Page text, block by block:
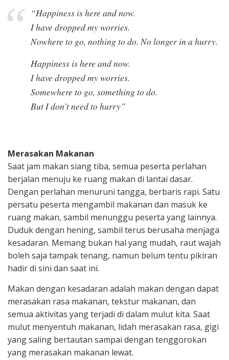
“Happiness is here and now.
I have dropped my worries.
Nowhere to go, nothing to do. No longer in a hurry.
Happiness is here and now.
I have dropped my worries.
Somewhere to go, something to do.
But I don’t need to hurry”
Merasakan Makanan
Saat jam makan siang tiba, semua peserta perlahan
berjalan menuju ke ruang makan di lantai dasar.
Dengan perlahan menuruni tangga, berbaris rapi. Satu
persatu peserta mengambil makanan dan masuk ke
ruang makan, sambil menunggu peserta yang lainnya.
Duduk dengan hening, sambil terus berusaha menjaga
kesadaran. Memang bukan hal yang mudah, raut wajah
boleh saja tampak tenang, namun belum tentu pikiran
hadir di sini dan saat ini.
Makan dengan kesadaran adalah makan dengan dapat
merasakan rasa makanan, tekstur makanan, dan
semua aktivitas yang terjadi di dalam mulut kita. Saat
mulut menyentuh makanan, lidah merasakan rasa, gigi
yang saling bertautan sampai dengan tenggorokan
yang merasakan makanan lewat.